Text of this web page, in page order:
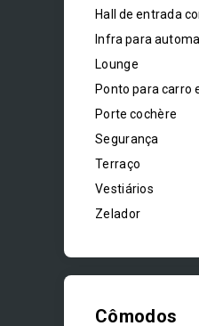
Hall de entrada
Infra para
Lounge
Ponto para carro
Porte cochère
Segurança
Terraço
Vestiários
Zelador
Cômodos